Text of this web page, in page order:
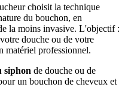
choisit la technique
du bouchon, en
la moins invasive. L'objectif :
douche ou de votre
matériel professionnel.
siphon de douche ou de
un bouchon de cheveux et